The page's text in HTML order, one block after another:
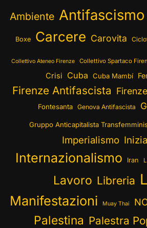
Ambiente Antifascismo
Boxe Carcere Carovita
Collettivo Ateneo Firenze Collettivo Spartaco
Crisi Cuba Cuba Mambí
Firenze Antifascista
Fontesanta Genova Antifascista
Gruppo Anticapitalista
Imperialismo
Internazionalismo Iran
Lavoro Libreria
Manifestazioni Muay Thai
Palestina Palestra